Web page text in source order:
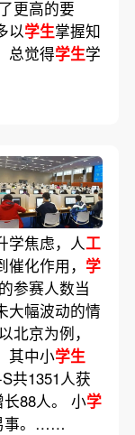
更高的要
以学生掌握知
总觉得学生学
学焦虑，人工
化作用， 学
参赛人数当
大幅波动的情
北京为例，
其中小学生
共1351人获
88人。 小学
事。……